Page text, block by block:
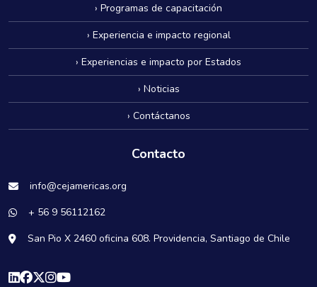
› Programas de capacitación
› Experiencia e impacto regional
› Experiencias e impacto por Estados
› Noticias
› Contáctanos
Contacto
info@cejamericas.org
+ 56 9 56112162
San Pio X 2460 oficina 608. Providencia, Santiago de Chile